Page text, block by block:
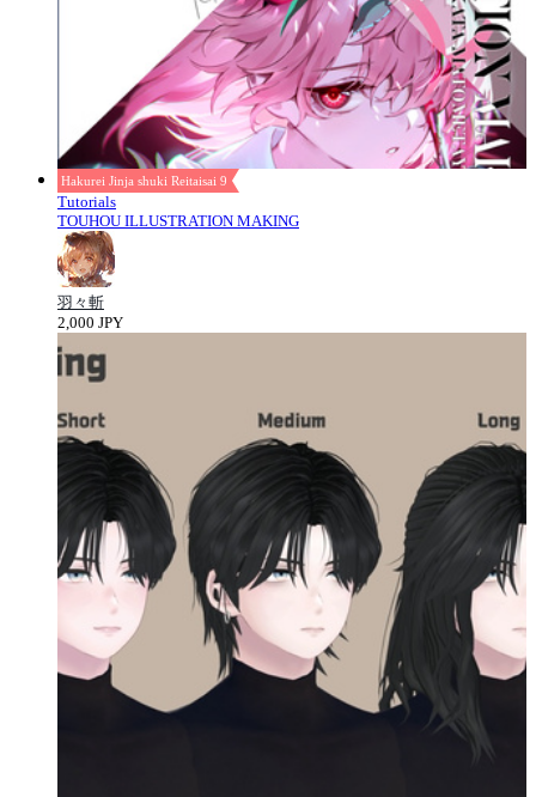
Hakurei Jinja shuki Reitaisai 9
Tutorials
TOUHOU ILLUSTRATION MAKING
羽々斬
2,000 JPY